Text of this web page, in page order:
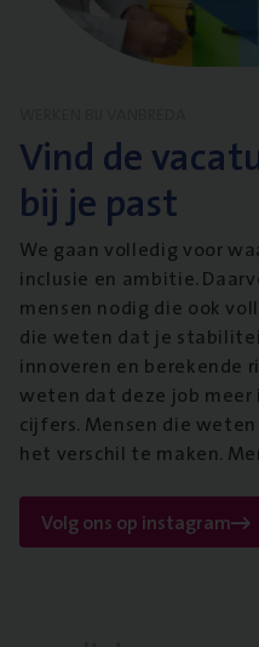
Vind de
bij je past
We gaan volledig voor
inclusie en ambitie.
mensen nodig die ook
die weten dat je
innoveren en berekende
weten dat deze job meer
cijfers. Mensen die
het verschil te maken.
Volg ons op instagram